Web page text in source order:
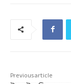
Previous article